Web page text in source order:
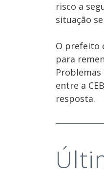
risco a
situação
O prefeito
para
entre a
resposta.